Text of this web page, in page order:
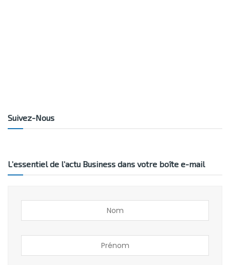
Suivez-Nous
L’essentiel de l’actu Business dans votre boîte e-mail